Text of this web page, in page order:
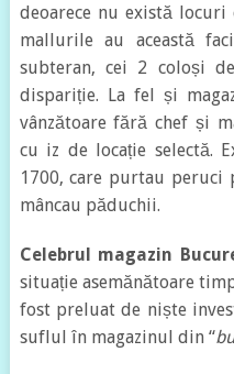
deoarece nu există locuri
mallurile au această
subteran, cei 2 coloși
dispariție. La fel și
vânzătoare fără chef și
cu iz de locație selectă.
1700, care purtau
mâncau păduchii.
Celebrul magazin
situație asemănătoare
fost preluat de niște
suflul în magazinul din “